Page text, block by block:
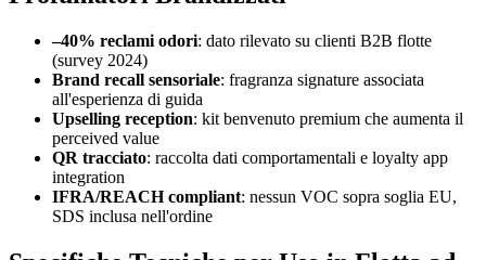
–40% reclami odori: dato rilevato su clienti B2B flotte
(survey 2024)
Brand recall sensoriale: fragranza signature associata
all'esperienza di guida
Upselling reception: kit benvenuto premium che aumenta il
perceived value
QR tracciato: raccolta dati comportamentali e loyalty app
integration
IFRA/REACH compliant: nessun VOC sopra soglia EU,
SDS inclusa nell'ordine